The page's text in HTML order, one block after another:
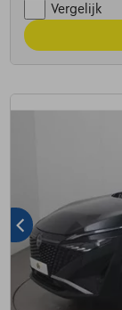
Vergelijk